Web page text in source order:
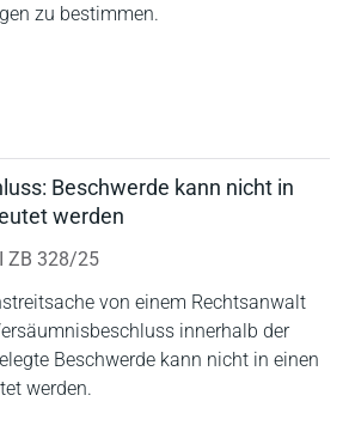
zu bestimmen.
Beschwerde kann nicht in
werden
ZB 328/25
von einem Rechtsanwalt
innerhalb der
Beschwerde kann nicht in einen
werden.